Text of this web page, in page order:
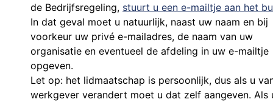
de Bedrijfsregeling, stuurt u een e-mailtje aan het
In dat geval moet u natuurlijk, naast uw naam en bij
voorkeur uw privé e-mailadres, de naam van uw
organisatie en eventueel de afdeling in uw e-mailtje
opgeven.
Let op: het lidmaatschap is persoonlijk, dus als u
werkgever verandert moet u dat zelf aangeven. Als